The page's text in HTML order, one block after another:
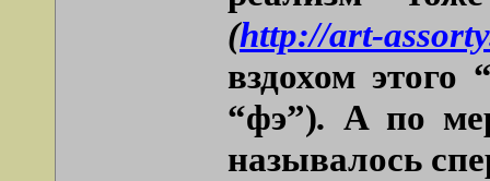
(http://art-
вздохом
“фэ”). А по
называлось